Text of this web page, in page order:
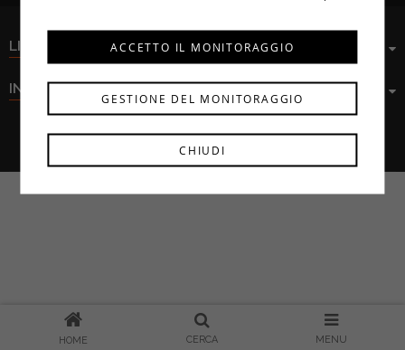
HOME CERCA MENU
LINK UTILI
INFORMAZIONI
Ferramenta Cima s.r.l. © 2021
CHIUDI
GESTIONE DEL MONITORAGGIO
ACCETTO IL MONITORAGGIO